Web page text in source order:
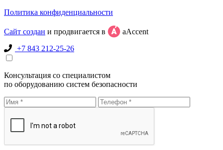
Политика конфиденциальности
Сайт создан и продвигается в
aAccent
+7 843 212-25-26
Консультация со специалистом
по оборудованию систем безопасности